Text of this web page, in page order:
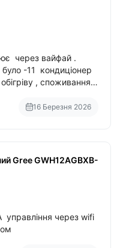
через вайфай .
-11 кондиціонер
, споживання
16 Березня 2026
Gree GWH12AGBXB-
управління через wifi